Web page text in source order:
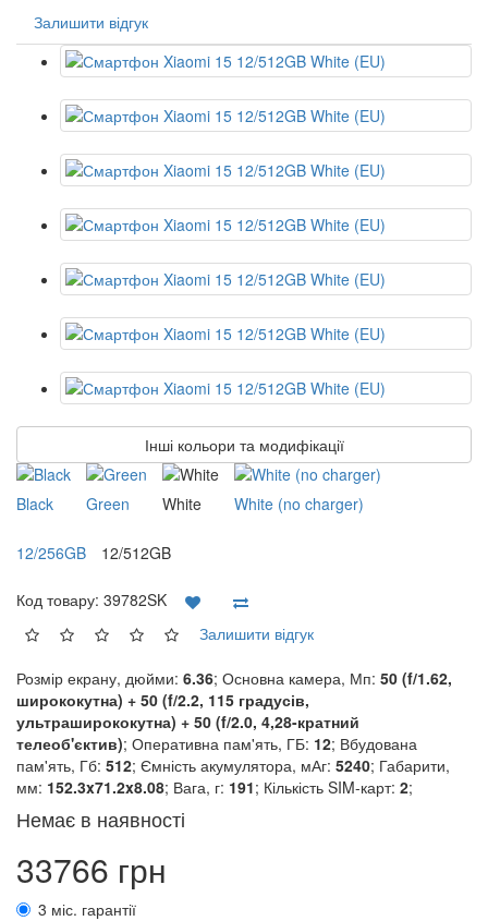
Залишити відгук
Інші кольори та модифікації
Black Green White White (no charger)
12/256GB 12/512GB
Код товару: 39782SK
Залишити відгук
Розмір екрану, дюйми: 6.36; Основна камера, Мп: 50 (f/1.62,
ширококутна) + 50 (f/2.2, 115 градусів,
ультраширококутна) + 50 (f/2.0, 4,28-кратний
телеоб'єктив); Оперативна пам'ять, ГБ: 12; Вбудована
пам'ять, Гб: 512; Ємність акумулятора, мАг: 5240; Габарити,
мм: 152.3x71.2x8.08; Вага, г: 191; Кількість SIM-карт: 2;
Немає в наявності
33766 грн
3 міс. гарантії